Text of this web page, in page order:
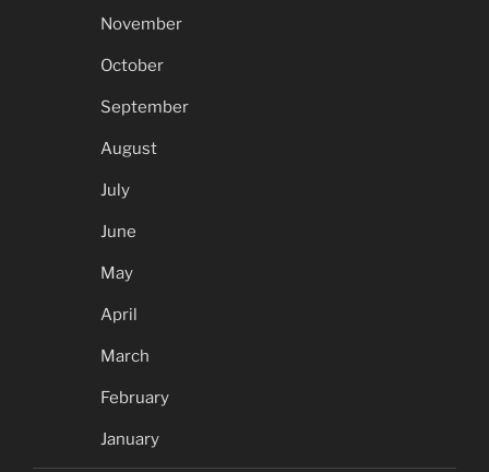
November
October
September
August
July
June
May
April
March
February
January